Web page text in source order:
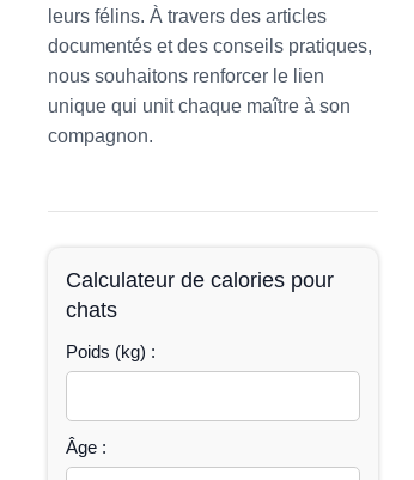
leurs félins. À travers des articles
documentés et des conseils pratiques,
nous souhaitons renforcer le lien
unique qui unit chaque maître à son
compagnon.
Calculateur de calories pour
chats
Poids (kg) :
Âge :